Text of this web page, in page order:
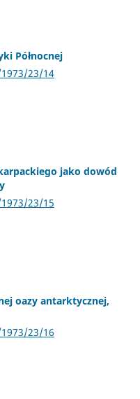
Północnej
23/14
jako dowód
23/15
oazy antarktycznej,
23/16